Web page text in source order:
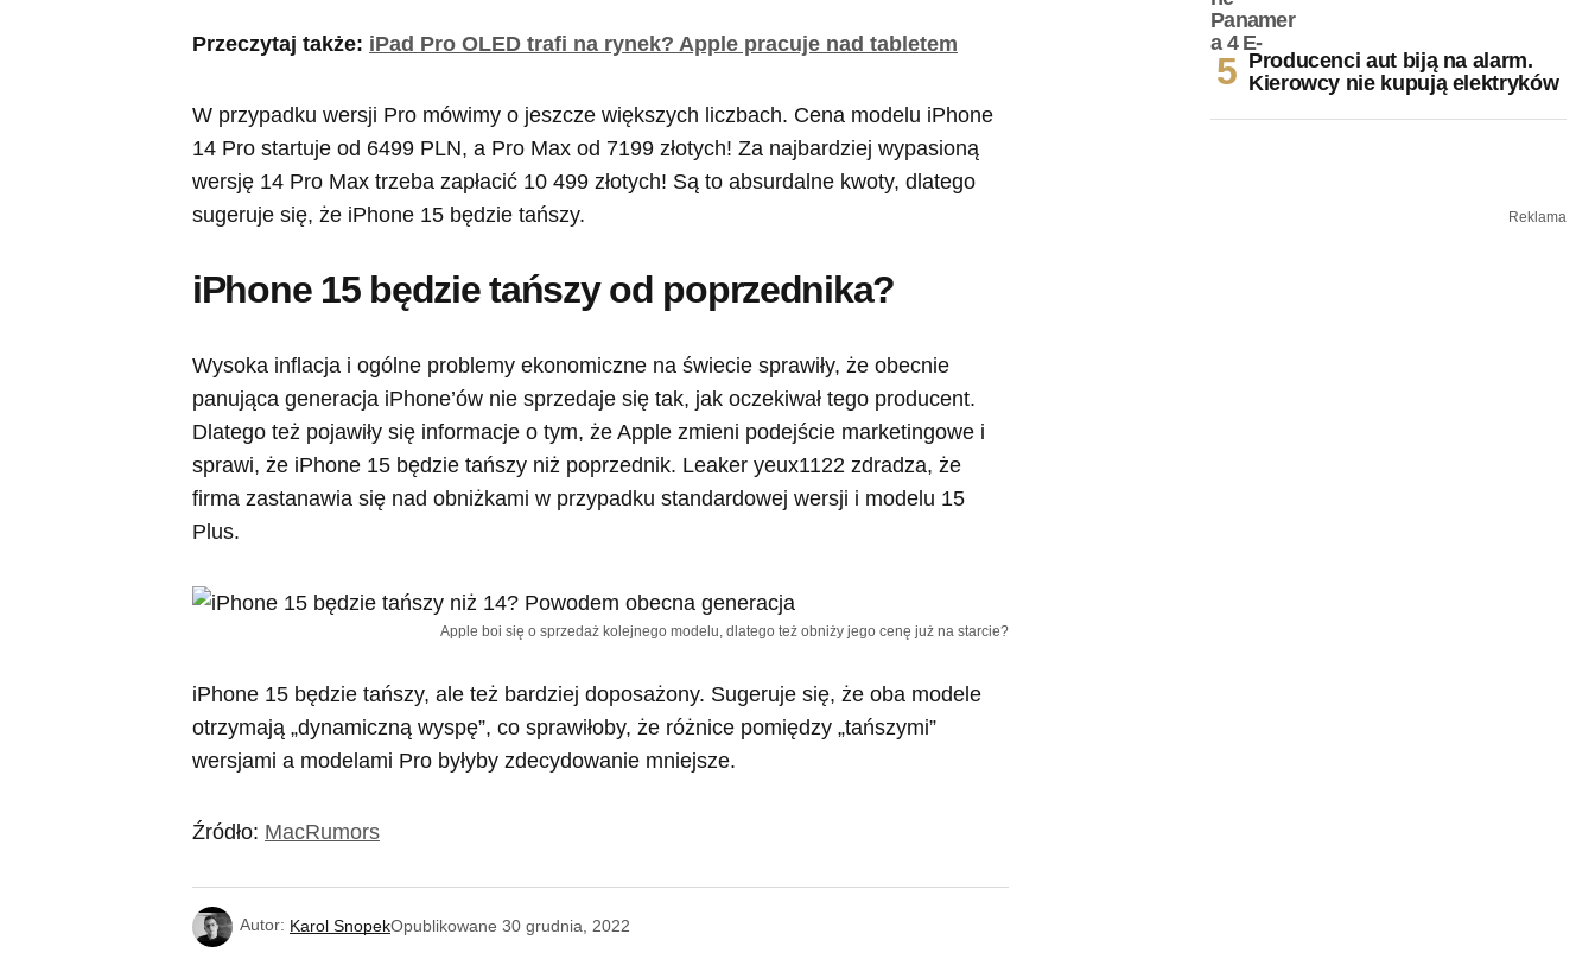
Przeczytaj także: iPad Pro OLED trafi na rynek? Apple pracuje nad tabletem
W przypadku wersji Pro mówimy o jeszcze większych liczbach. Cena modelu iPhone
14 Pro startuje od 6499 PLN, a Pro Max od 7199 złotych! Za najbardziej wypasioną
wersję 14 Pro Max trzeba zapłacić 10 499 złotych! Są to absurdalne kwoty, dlatego
sugeruje się, że iPhone 15 będzie tańszy.
iPhone 15 będzie tańszy od poprzednika?
Wysoka inflacja i ogólne problemy ekonomiczne na świecie sprawiły, że obecnie
panująca generacja iPhone’ów nie sprzedaje się tak, jak oczekiwał tego producent.
Dlatego też pojawiły się informacje o tym, że Apple zmieni podejście marketingowe i
sprawi, że iPhone 15 będzie tańszy niż poprzednik. Leaker yeux1122 zdradza, że
firma zastanawia się nad obniżkami w przypadku standardowej wersji i modelu 15
Plus.
Apple boi się o sprzedaż kolejnego modelu, dlatego też obniży jego cenę już na starcie?
iPhone 15 będzie tańszy, ale też bardziej doposażony. Sugeruje się, że oba modele
otrzymają „dynamiczną wyspę”, co sprawiłoby, że różnice pomiędzy „tańszymi”
wersjami a modelami Pro byłyby zdecydowanie mniejsze.
Źródło: MacRumors
Autor: Karol SnopekOpublikowane 30 grudnia, 2022
Producenci aut biją na alarm.
Kierowcy nie kupują elektryków
Reklama